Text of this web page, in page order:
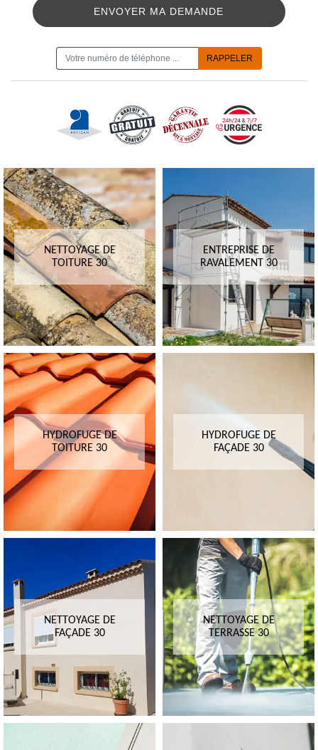
NETTOYAGE DE
TOITURE 30
ENTREPRISE DE
RAVALEMENT 30
HYDROFUGE DE
TOITURE 30
HYDROFUGE DE
FAÇADE 30
NETTOYAGE DE
FAÇADE 30
NETTOYAGE DE
TERRASSE 30